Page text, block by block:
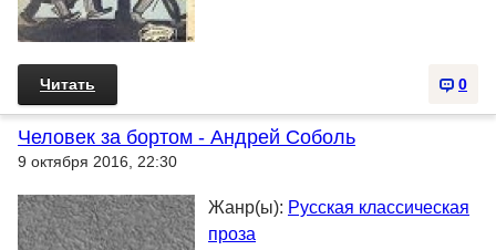
0
Читать
Человек за бортом - Андрей Соболь
9 октября 2016, 22:30
Жанр(ы): Русская классическая
проза